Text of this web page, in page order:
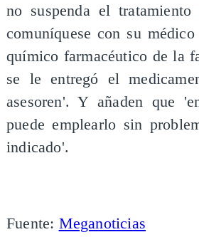
no suspenda el
comuníquese con su
químico farmacéutico de la
se le entregó el
asesoren'. Y añaden que
puede emplearlo sin
indicado'.
Fuente: Meganoticias